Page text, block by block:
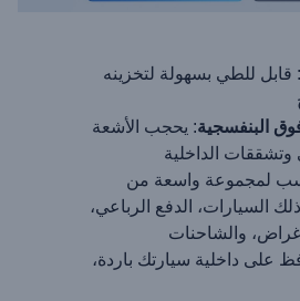
: قابل للطي بسهولة لتخزينه
البنفسجية: يحجب الأشعة
وتشققات الداخلية
لمجموعة واسعة من
السيارات، الدفع الرباعي،
والشاحنات
على داخلية سيارتك باردة،